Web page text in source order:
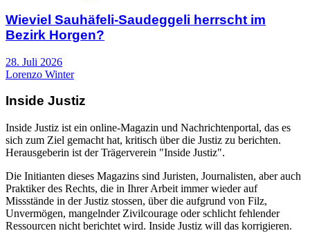
Wieviel Sauhäfeli-Saudeggeli herrscht im
Bezirk Horgen?
28. Juli 2026
Lorenzo Winter
Inside Justiz
Inside Justiz ist ein online-Magazin und Nachrichtenportal, das es
sich zum Ziel gemacht hat, kritisch über die Justiz zu berichten.
Herausgeberin ist der Trägerverein "Inside Justiz".
Die Initianten dieses Magazins sind Juristen, Journalisten, aber auch
Praktiker des Rechts, die in Ihrer Arbeit immer wieder auf
Missstände in der Justiz stossen, über die aufgrund von Filz,
Unvermögen, mangelnder Zivilcourage oder schlicht fehlender
Ressourcen nicht berichtet wird. Inside Justiz will das korrigieren.